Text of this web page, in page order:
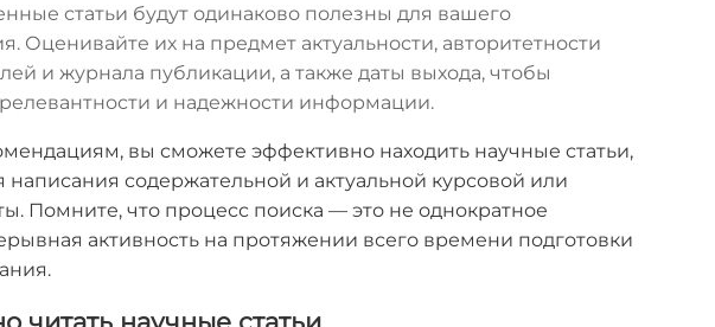
статьи будут одинаково полезны для вашего
Оценивайте их на предмет актуальности, авторитетности
и журнала публикации, а также даты выхода, чтобы
и надежности информации.
вы сможете эффективно находить научные статьи,
содержательной и актуальной курсовой или
Помните, что процесс поиска — это не однократное
активность на протяжении всего времени подготовки